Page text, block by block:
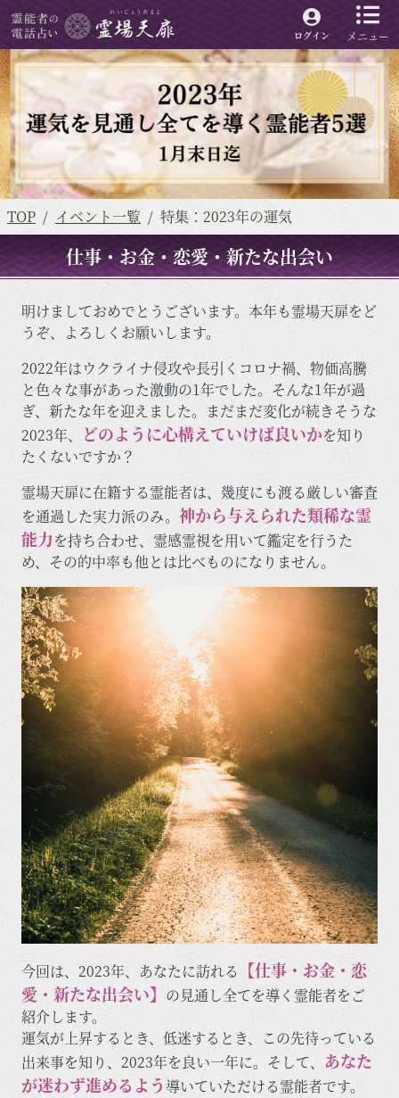
メニュー
ログイン
TOP イベント一覧 特集：2023年の運気
仕事・お金・恋愛・新たな出会い
明けましておめでとうございます。本年も霊場天扉をど
うぞ、よろしくお願いします。
2022年はウクライナ侵攻や長引くコロナ禍、物価高騰
と色々な事があった激動の1年でした。そんな1年が過
ぎ、新たな年を迎えました。まだまだ変化が続きそうな
2023年、
どのように心構えていけば良いかを知り
たくないですか？
霊場天扉に在籍する霊能者は、幾度にも渡る厳しい審査
を通過した実力派のみ。 神から与えられた類稀な霊
能力を持ち合わせ、霊感霊視を用いて鑑定を行うた
め、その的中率も他とは比べものになりません。
今回は、2023年、あなたに訪れる
【仕事・お金・恋
愛・新たな出会い】 の見通し全てを導く霊能者をご
紹介します。
運気が上昇するとき、低迷するとき、この先待っている
出来事を知り、2023年を良い一年に。そして、 あなた
が迷わず進めるよう導いていただける霊能者です。